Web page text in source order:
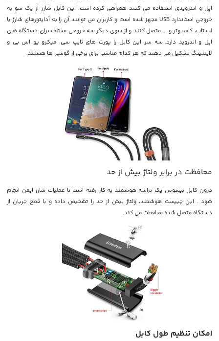
اپل و اندرویدی استفاده می کنند همراهی کرده است. این کابل شارژ از یک سو به
خروجی استاندارد USB مجهز شده است و کاربران می توانند آن را به آداپتورهای شارژ یا
لپ تاپ، کامپیوتر و ... متصل کنند و از سوی دیگر سه خروجی مختلف برای دستگاه های
اپل و اندروید دارد. سه سر این کابل را پورت های تایپ سی، میکرو یو اس بی و
لایتنینگ تشکیل می دهند که هر کدام مناسب برای برخی از گوشی ها هستند.
محافظت در برابر ولتاژ بیش از حد
درون کابل بیسوس یک تراشه هوشمند به کار رفته است تا عملیات شارژ ایمن انجام
شود . این چیپست هوشمند، ولتاژ بیش از حد را تشخیص داده و با قطع جریان از
دستگاه متصل شده محافظت می کند.
امکان تنظیم طول کابل